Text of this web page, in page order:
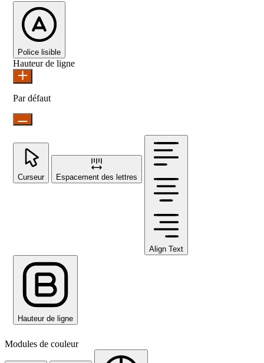
Police lisible
Hauteur de ligne
Par défaut
Curseur Espacement des lettres
Align Text
Hauteur de ligne
Modules de couleur